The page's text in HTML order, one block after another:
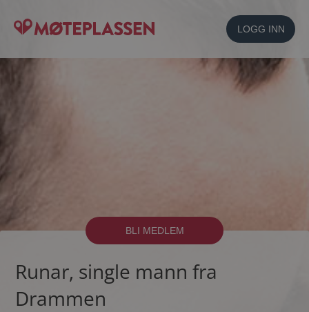
LOGG INN
BLI MEDLEM
Runar, single mann fra
Drammen